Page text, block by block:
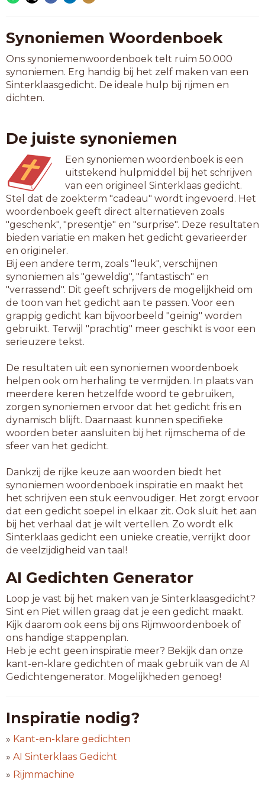
Synoniemen Woordenboek
Ons synoniemenwoordenboek telt ruim 50.000
synoniemen. Erg handig bij het zelf maken van een
Sinterklaasgedicht. De ideale hulp bij rijmen en
dichten.
De juiste synoniemen
Een synoniemen woordenboek is een
uitstekend hulpmiddel bij het schrijven
van een origineel Sinterklaas gedicht.
Stel dat de zoekterm "cadeau" wordt ingevoerd. Het
woordenboek geeft direct alternatieven zoals
"geschenk", "presentje" en "surprise". Deze resultaten
bieden variatie en maken het gedicht gevarieerder
en origineler.
Bij een andere term, zoals "leuk", verschijnen
synoniemen als "geweldig", "fantastisch" en
"verrassend". Dit geeft schrijvers de mogelijkheid om
de toon van het gedicht aan te passen. Voor een
grappig gedicht kan bijvoorbeeld "geinig" worden
gebruikt. Terwijl "prachtig" meer geschikt is voor een
serieuzere tekst.
De resultaten uit een synoniemen woordenboek
helpen ook om herhaling te vermijden. In plaats van
meerdere keren hetzelfde woord te gebruiken,
zorgen synoniemen ervoor dat het gedicht fris en
dynamisch blijft. Daarnaast kunnen specifieke
woorden beter aansluiten bij het rijmschema of de
sfeer van het gedicht.
Dankzij de rijke keuze aan woorden biedt het
synoniemen woordenboek inspiratie en maakt het
het schrijven een stuk eenvoudiger. Het zorgt ervoor
dat een gedicht soepel in elkaar zit. Ook sluit het aan
bij het verhaal dat je wilt vertellen. Zo wordt elk
Sinterklaas gedicht een unieke creatie, verrijkt door
de veelzijdigheid van taal!
AI Gedichten Generator
Loop je vast bij het maken van je Sinterklaasgedicht?
Sint en Piet willen graag dat je een gedicht maakt.
Kijk daarom ook eens bij ons Rijmwoordenboek of
ons handige stappenplan.
Heb je echt geen inspiratie meer? Bekijk dan onze
kant-en-klare gedichten of maak gebruik van de AI
Gedichtengenerator. Mogelijkheden genoeg!
Inspiratie nodig?
» Kant-en-klare gedichten
» AI Sinterklaas Gedicht
» Rijmmachine